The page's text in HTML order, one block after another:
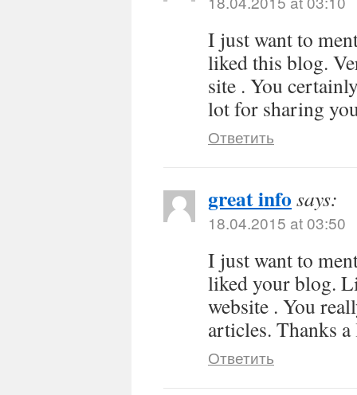
I just want to
liked this blog.
site . You
lot for sharing
Ответить
great info says:
18.04.2015 at 03:50
I just want to
liked your blog.
website . You
articles. Thanks
Ответить